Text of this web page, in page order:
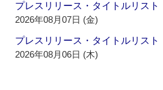
プレスリリース・タイトルリス
2026年08月07日 (金)
プレスリリース・タイトルリス
2026年08月06日 (木)